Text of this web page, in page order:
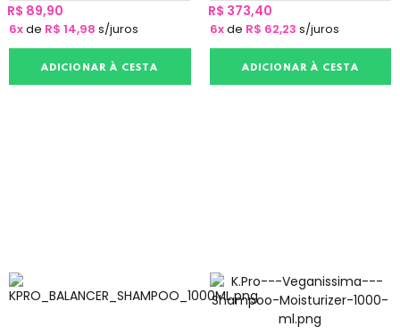
R$ 89,90
6xde R$ 14,98 s/juros
ADICIONAR À CESTA
R$ 373,40
6xde R$ 62,23 s/juros
ADICIONAR À CESTA